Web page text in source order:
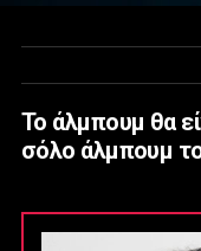
Το άλμπουμ θα
σόλο άλμπουμ